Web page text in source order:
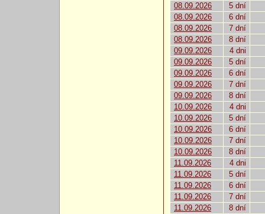
08.09.2026
5 dní
08.09.2026
6 dní
08.09.2026
7 dní
08.09.2026
8 dní
09.09.2026
4 dni
09.09.2026
5 dní
09.09.2026
6 dní
09.09.2026
7 dní
09.09.2026
8 dní
10.09.2026
4 dni
10.09.2026
5 dní
10.09.2026
6 dní
10.09.2026
7 dní
10.09.2026
8 dní
11.09.2026
4 dni
11.09.2026
5 dní
11.09.2026
6 dní
11.09.2026
7 dní
11.09.2026
8 dní